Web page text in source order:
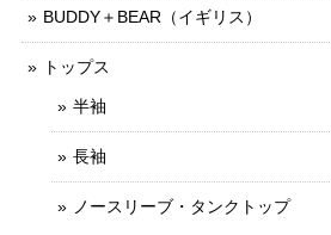
BUDDY＋BEAR（イギリス）
トップス
半袖
長袖
ノースリーブ・タンクトップ